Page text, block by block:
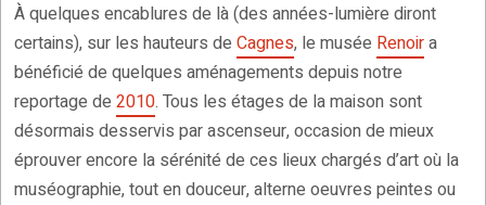
À quelques encablures de là (des années-lumière diront
certains), sur les hauteurs de Cagnes, le musée Renoira
bénéficié de quelques aménagements depuis notre
reportage de 2010. Tous les étages de la maison sont
désormais desservis par ascenseur, occasion de mieux
éprouver encore la sérénité de ces lieux chargés d’art où la
muséographie, tout en douceur, alterne oeuvres peintes ou